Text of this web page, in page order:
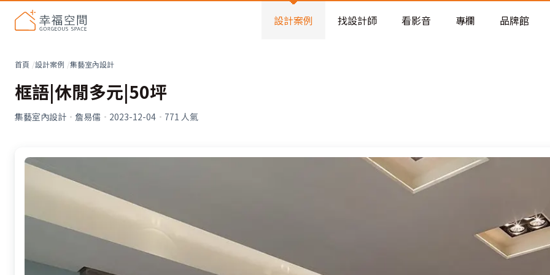
看不見的居家風險和翻新關鍵
老屋預算分配與高 CP 值煥新術
設計案例 找設計師 看影音 專欄 品牌館
首頁 設計案例 集藝室內設計
框語|休閒多元|50坪
集藝室內設計 · 詹易儒 · 2023-12-04 · 771 人氣